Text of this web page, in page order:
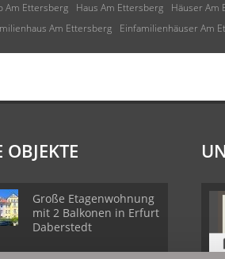
Am Ettersberg Haus Am Ettersberg Häuser Am
Am Ettersberg
Einfamilienhäuser Am
OBJEKTE
Große Etagenwohnung
mit 2 Balkonen in Erfurt
Daberstedt